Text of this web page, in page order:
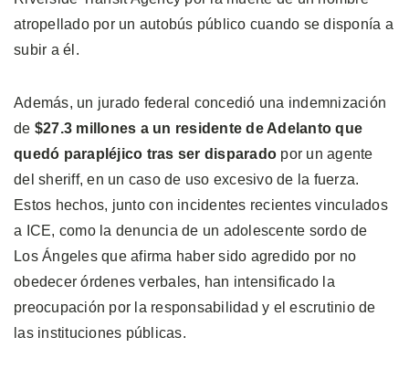
atropellado por un autobús público cuando se disponía a
subir a él.
Además, un jurado federal concedió una indemnización
de $27.3 millones a un residente de Adelanto que
quedó parapléjico tras ser disparado por un agente
del sheriff, en un caso de uso excesivo de la fuerza.
Estos hechos, junto con incidentes recientes vinculados
a ICE, como la denuncia de un adolescente sordo de
Los Ángeles que afirma haber sido agredido por no
obedecer órdenes verbales, han intensificado la
preocupación por la responsabilidad y el escrutinio de
las instituciones públicas.